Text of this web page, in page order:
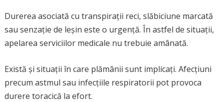
Durerea asociată cu transpirații reci, slăbiciune marcată
sau senzație de leșin este o urgență. În astfel de situații,
apelarea serviciilor medicale nu trebuie amânată.
Există și situații în care plămânii sunt implicați. Afecțiuni
precum astmul sau infecțiile respiratorii pot provoca
durere toracică la efort.